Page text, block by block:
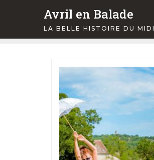
Avril en Balade
LA BELLE HISTOIRE DU MIDI